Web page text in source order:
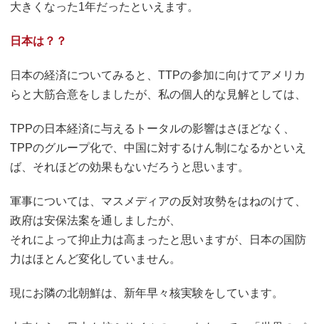
大きくなった1年だったといえます。
日本は？？
日本の経済についてみると、TTPの参加に向けてアメリカ
らと大筋合意をしましたが、私の個人的な見解としては、
TPPの日本経済に与えるトータルの影響はさほどなく、
TPPのグループ化で、中国に対するけん制になるかといえ
ば、それほどの効果もないだろうと思います。
軍事については、マスメディアの反対攻勢をはねのけて、
政府は安保法案を通しましたが、
それによって抑止力は高まったと思いますが、日本の国防
力はほとんど変化していません。
現にお隣の北朝鮮は、新年早々核実験をしています。